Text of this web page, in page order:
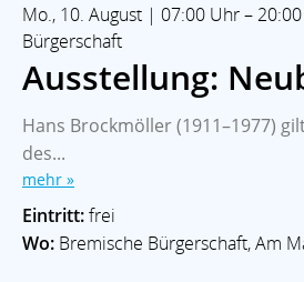
Mo., 10. August | 07:00 Uhr –
Bürgerschaft
Ausstellung:
Hans Brockmöller (1911–1977)
des...
mehr »
Eintritt:frei
Wo: Bremische Bürgerschaft, Am